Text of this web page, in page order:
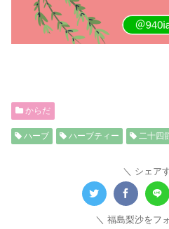
からだ
ハーブ ハーブティー 二十四
シェア
福島梨沙をフ